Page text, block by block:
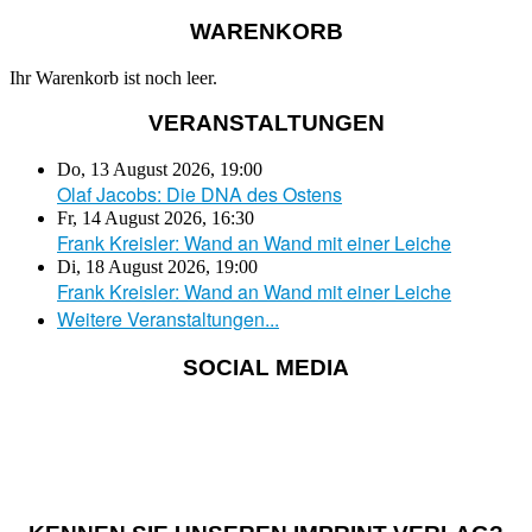
WARENKORB
Ihr Warenkorb ist noch leer.
VERANSTALTUNGEN
Do, 13 August 2026, 19:00
Olaf Jacobs: Die DNA des Ostens
Fr, 14 August 2026, 16:30
Frank Kreisler: Wand an Wand mit einer Leiche
Di, 18 August 2026, 19:00
Frank Kreisler: Wand an Wand mit einer Leiche
Weitere Veranstaltungen...
SOCIAL MEDIA